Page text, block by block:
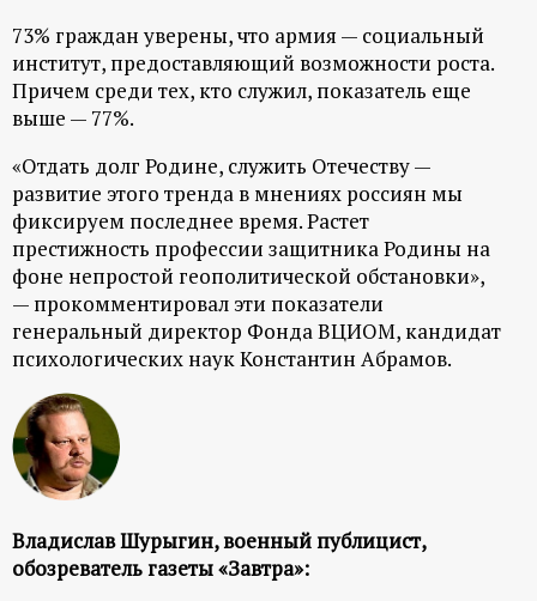
и
о
н
н
ы
й
п
о
т
73% граждан уверены, что армия — социальный
институт, предоставляющий возможности роста.
Причем среди тех, кто служил, показатель еще
выше — 77%.
«Отдать долг Родине, служить Отечеству —
развитие этого тренда в мнениях россиян мы
фиксируем последнее время. Растет
престижность профессии защитника Родины на
фоне непростой геополитической обстановки»,
— прокомментировал эти показатели
генеральный директор Фонда ВЦИОМ, кандидат
психологических наук Константин Абрамов.
Владислав Шурыгин, военный публицист,
обозреватель газеты «Завтра»: